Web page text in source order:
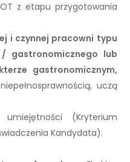
z etapu przygotowania
i czynnej pracowni typu
gastronomicznego lub
gastronomicznym,
uczą
(Kryterium
Kandydata).